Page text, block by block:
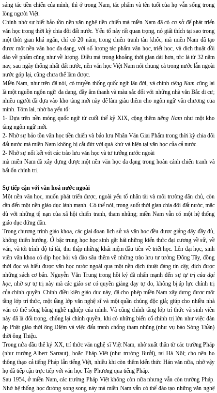
sáng tác tiền chiến của mình, thì ở trong Nam, tác phẩm và tên tuổi của họ vẫn sống trong
lòng người Việt.
Chính nhờ sự biết bảo tồn nền văn nghệ tiền chiến mà miền Nam đã có cơ sở để phát triển
văn học trong thời kỳ chia đôi đất nước. Yếu tố này rất quan trọng, nó giải thích tại sao trong
một thời gian khá ngắn, chỉ có 20 năm, trong chiến tranh tàn khốc, mà miền Nam đã tạo
được một nền văn học đa dạng, với số lượng tác phẩm văn học, triết học, và dịch thuật dồi
dào về phẩm cũng như về lượng. Điều mà trong khoảng thời gian dài hơn, tức là từ 32 năm
nay, sau ngày thống nhất đất nước, nền văn học Việt Nam nói chung cả trong nước lẫn ngoài
nước góp lại, cũng chưa thể làm được.
Miền Nam, như trên đã nói, có truyền thống quốc ngữ lâu đời, và chính tiếng Nam cũng lại
là một nguồn ngôn ngữ đa dạng, đầy âm thanh và màu sắc đối với những nhà văn Bắc di cư;
nhiều người đã dựa vào kho tàng mới này để làm giàu thêm cho ngôn ngữ văn chương của
mình. Tóm lại, nhờ ba yếu tố:
1- Dựa trên nền móng quốc ngữ từ cuối thế kỷ XIX, cộng thêmtiếng Nam như một kho
tàng ngôn ngữ mới.
2- Nhờ sự bảo tồn văn học tiền chiến và bảo lưu Nhân Văn Giai Phẩm trong thời kỳ chia đôi
đất nước mà miền Nam không bị cắt đứt với quá khứ và hiện tại văn học của cả nước.
2- Nhờ sự nối kết với các trào lưu văn học và tư tưởng nước ngoài
mà miền Nam đã xây dựng được một nền văn học đa dạng trong hoàn cảnh chiến tranh và
bất ổn chính trị.
Sự tiếp cận với văn hoá nước ngoài
Một nền văn học, muốn phát triển được, ngoài yếu tố nhân tài và môi trường dân chủ, còn
cần đến một nền giáo dục lành mạnh. Có thể nói, trong suốt thời gian chia đôi đất nước, mặc
dù với những tệ nạn của xã hội chiến tranh, tham nhũng; miền Nam vẫn có một hệ thống
giáo dục đứng đắn.
Trong chương trình giáo khoa, các giai đoạn lịch sử và văn học đều được giảng dậy đầy đủ,
không thiên hướng. Ở bậc trung học học sinh gặt hái những kiến thức đại cương về sử, về
văn, và tới trình độ tú tài, thu thập những khái niệm đầu tiên về triết học. Lên đại học, sinh
viên văn khoa có dịp học hỏi và đào sâu thêm về những trào lưu tư tưởng Đông Tây, đồng
thời đọc và hiểu được văn học nước ngoài qua một nền dịch thuật đáng tin cậy, dịch được
những sách cơ bản. Nguyễn Văn Trung trong hồi ký đã nhấn mạnh đến sự tự trị của đại
học, nhờ sự tự trị này mà các giáo sư có quyền giảng dạy tự do, không bị áp lực chính trị
của chính quyền. Chính điều kiện giáo dục này, đã cho phép miền Nam xây dựng được một
tầng lớp trí thức, một tầng lớp văn nghệ sĩ và một quần chúng độc giả; giúp cho nhiều nhà
văn có thể sống bằng nghề nghiệp của mình. Và cũng chính tầng lớp trí thức và sinh viên
này đã là đối trọng, chống lại chính quyền, khi có những biến cố chính trị lớn như việc đàn
áp Phật giáo thời ông Diệm và việc đấu tranh chống tham nhũng (như vụ báo Sóng Thần)
thời ông Thiệu.
Trong nửa đầu thế kỷ XX, trí thức văn nghệ sĩ Việt Nam, nhờ xuất thân từ các trường Pháp
(như trường Albert Sarraut), hoặc Pháp-Việt (như trường Bưởi), tại Hà Nội; cho nên họ
thông thạo cả tiếng Pháp lẫn tiếng Việt, nhiều khi còn thêm kiến thức Hán văn nữa, nhờ vậy
họ đã tiếp cận trực tiếp với văn học Tây Phương qua tiếng Pháp.
Sau 1954, ở miền Nam, các trường Pháp Việt không còn nữa nhưng vẫn còn trường Pháp.
Nhờ hệ thống học đường song song này mà miền Nam vẫn có thể đào tạo những văn nghệ